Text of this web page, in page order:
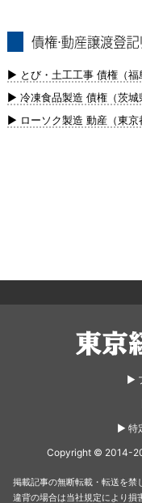
新）
▶ とび・土工工事 債権（福
▶ 冷凍食品製造 債権（茨城
▶ ローソク製造 動産（東京
▶︎
▶︎ 特
Copyright © 2014-
掲載記事の無断転載・転送を禁
違背の場合は当社規定により損